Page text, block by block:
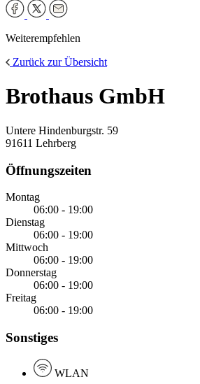
Weiterempfehlen
Zurück zur Übersicht
Brothaus GmbH
Untere Hindenburgstr. 59
91611 Lehrberg
Öffnungszeiten
Montag
06:00 - 19:00
Dienstag
06:00 - 19:00
Mittwoch
06:00 - 19:00
Donnerstag
06:00 - 19:00
Freitag
06:00 - 19:00
Sonstiges
WLAN